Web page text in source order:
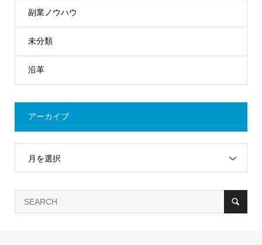
副業ノウハウ
未分類
沿革
アーカイブ
月を選択